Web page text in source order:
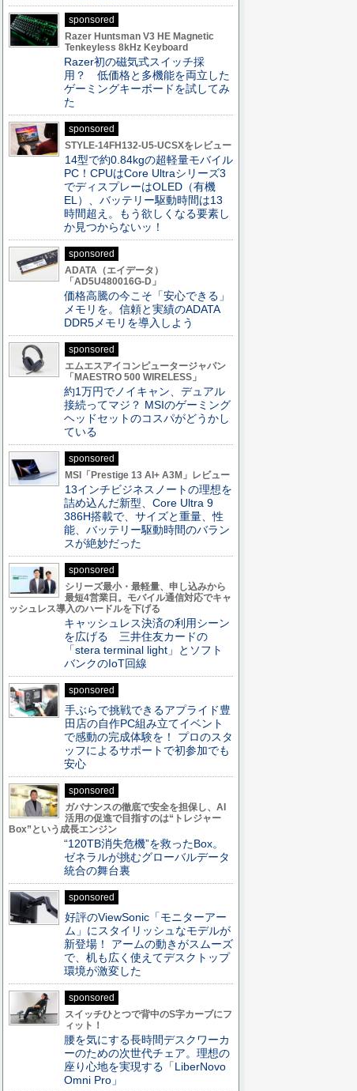
sponsored
Razer Huntsman V3 HE Magnetic
Tenkeyless 8kHz Keyboard
Razer初の磁気式スイッチ採
用？ 低価格と多機能を両立した
ゲーミングキーボードを試してみ
た
sponsored
STYLE-14FH132-U5-UCSXをレビュー
14型で約0.84kgの超軽量モバイル
PC！CPUはCore Ultraシリーズ3
でディスプレーはOLED（有機
EL）、バッテリー駆動時間は13
時間超え。もう欲しくなる要素し
か見つからないッ！
sponsored
ADATA（エイデータ）
「AD5U480016G-D」
価格高騰の今こそ「安心できる」
メモリを。信頼と実績のADATA
DDR5メモリを導入しよう
sponsored
エムエスアイコンピュータージャパン
「MAESTRO 500 WIRELESS」
約1万円でノイキャン、デュアル
接続ってマジ？ MSIのゲーミング
ヘッドセットのコスパがどうかし
ている
sponsored
MSI「Prestige 13 AI+ A3M」レビュー
13インチビジネスノートの理想を
詰め込んだ新型、Core Ultra 9
386H搭載で、サイズと重量、性
能、バッテリー駆動時間のバラン
スが絶妙だった
sponsored
シリーズ最小・最軽量、申し込みから
最短4営業日。モバイル通信対応でキャ
ッシュレス導入のハードルを下げる
キャッシュレス決済の利用シーン
を広げる 三井住友カードの
「stera terminal light」とソフト
バンクのIoT回線
sponsored
手ぶらで挑戦できるアプライド豊
田店の自作PC組み立てイベント
で感動の完成体験を！ プロのスタ
ッフによるサポートで初参加でも
安心
sponsored
ガバナンスの徹底で安全を担保し、AI
活用の促進で目指すのは“トレジャー
Box”という成長エンジン
“120TB消失危機”を救ったBox。
ゼネラルが挑むグローバルデータ
統合の舞台裏
sponsored
好評のViewSonic「モニターアー
ム」にスタイリッシュなモデルが
新登場！ アームの動きがスムーズ
で、机も広く使えてデスクトップ
環境が激変した
sponsored
スイッチひとつで背中のS字カーブにフ
ィット！
腰を気にする長時間デスクワーカ
ーのための次世代チェア。理想の
座り心地を実現する「LiberNovo
Omni Pro」